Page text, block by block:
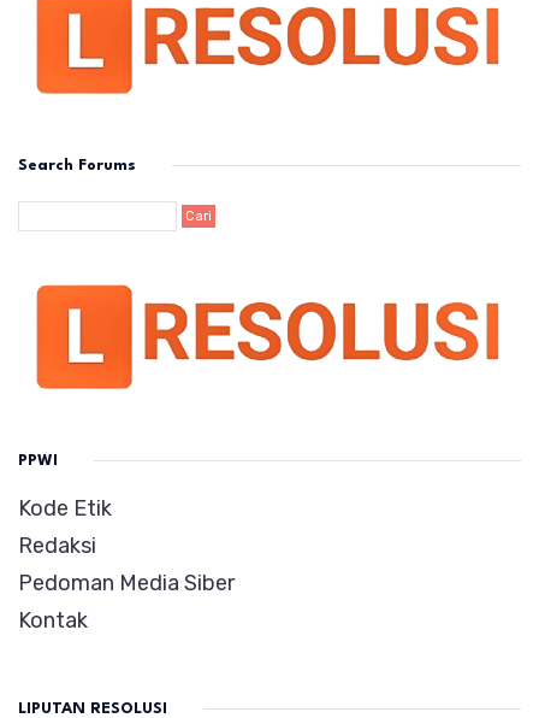
Search Forums
PPWI
Kode Etik
Redaksi
Pedoman Media Siber
Kontak
LIPUTAN RESOLUSI